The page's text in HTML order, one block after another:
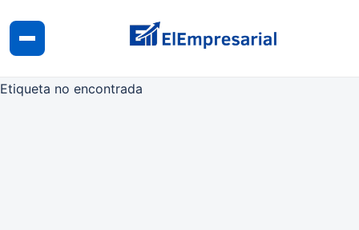
Etiqueta no encontrada